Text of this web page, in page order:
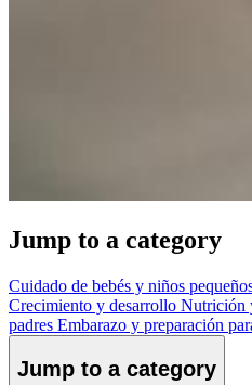
Jump to a category
Cuidado de bebés y niños
Crecimiento y desarrollo Nutrición
padres Embarazo y preparación
Jump to a category